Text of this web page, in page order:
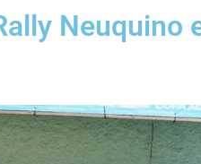
Neuquino